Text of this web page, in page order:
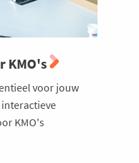
KMO's
voor jouw
KMO's